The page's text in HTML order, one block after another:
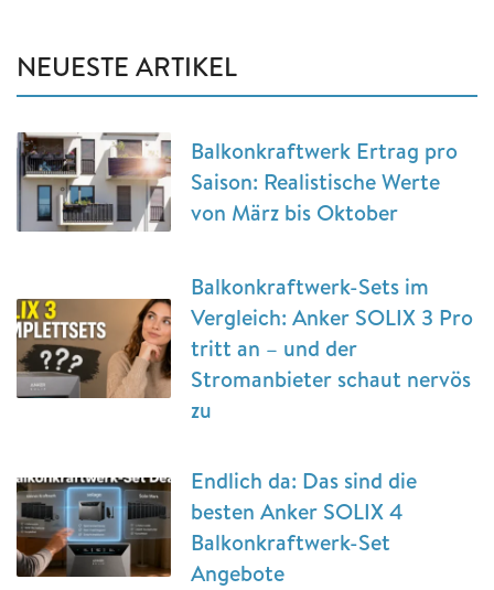
NEUESTE ARTIKEL
Balkonkraftwerk Ertrag pro
Saison: Realistische Werte
von März bis Oktober
Balkonkraftwerk-Sets im
Vergleich: Anker SOLIX 3 Pro
tritt an – und der
Stromanbieter schaut nervös
zu
Endlich da: Das sind die
besten Anker SOLIX 4
Balkonkraftwerk-Set
Angebote